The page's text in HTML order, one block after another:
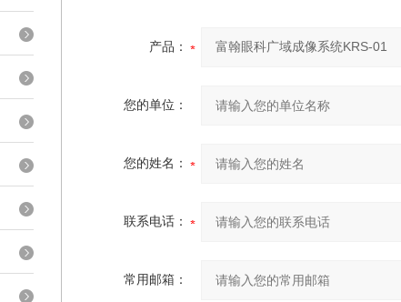
产品：
您的单位：
您的姓名：
联系电话：
常用邮箱：